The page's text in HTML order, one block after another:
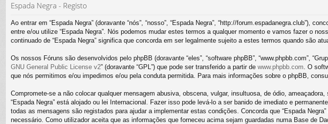
Espada Negra - Registo
Ao entrar em “Espada Negra” (doravante “nós”, “nosso”, “Espada Negra”, “http://
entre e/ou utilize “Espada Negra”. Nós podemos mudar estes termos a qualquer momento e vamos fazer o
continuado de “Espada Negra” significa que concorda em ser legalmente sujeito a estes termos quando são
Os nossos Fóruns são desenvolvidos pelo phpBB (doravante “eles”, “software phpBB”, “www.phpbb.com”,
GNU General Public License v2” (doravante “GPL”) que pode ser transferido a partir de www.phpbb.com. O
que nós permitimos e/ou impedimos e/ou pela conduta permitida. Para mais informações sobre o phpBB,
Compromete-se a não colocar qualquer mensagem abusiva, obscena, vulgar, insultuosa, de ódio,
“Espada Negra” está alojado ou lei Internacional. Fazer isso pode levá-lo a ser banido de imediato e
todas as mensagens são registados para ajudar a implementar estas condições. Concorda que “Espada
necessário. Como utilizador aceita que as informações que forneceu acima sejam guardadas numa Base de